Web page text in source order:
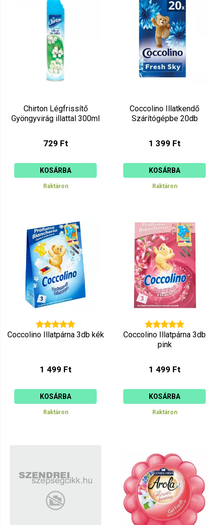
Chirton Légfrissítő
Gyöngyvirág illattal 300ml
729 Ft
KOSÁRBA
Raktáron
Coccolino Illatkendő
Szárítógépbe 20db
1 399 Ft
KOSÁRBA
Raktáron
Coccolino Illatpárna 3db kék
1 499 Ft
KOSÁRBA
Raktáron
Coccolino Illatpárna 3db
pink
1 499 Ft
KOSÁRBA
Raktáron